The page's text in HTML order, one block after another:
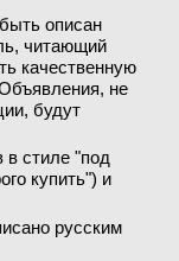
описан
читающий
качественную
не
будут
в стиле "под
купить") и
русским